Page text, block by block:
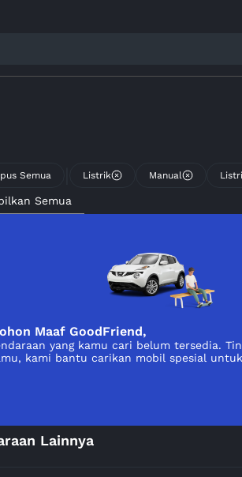
Semua Listrik Manual
Semua
Maaf GoodFriend,
yang kamu cari belum tersedia.
kami bantu carikan mobil spesial
Lainnya